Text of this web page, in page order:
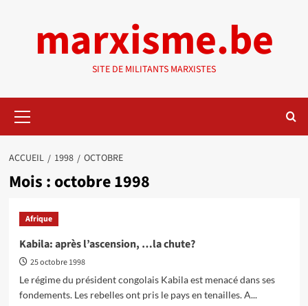
marxisme.be
SITE DE MILITANTS MARXISTES
principal
ACCUEIL 1998 OCTOBRE
Mois : octobre 1998
Afrique
Kabila: après l’ascension, …la chute?
25 octobre 1998
Le régime du président congolais Kabila est menacé dans ses
fondements. Les rebelles ont pris le pays en tenailles. A...